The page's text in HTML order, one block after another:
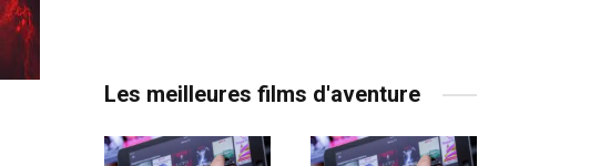
Les meilleures films d'aventure